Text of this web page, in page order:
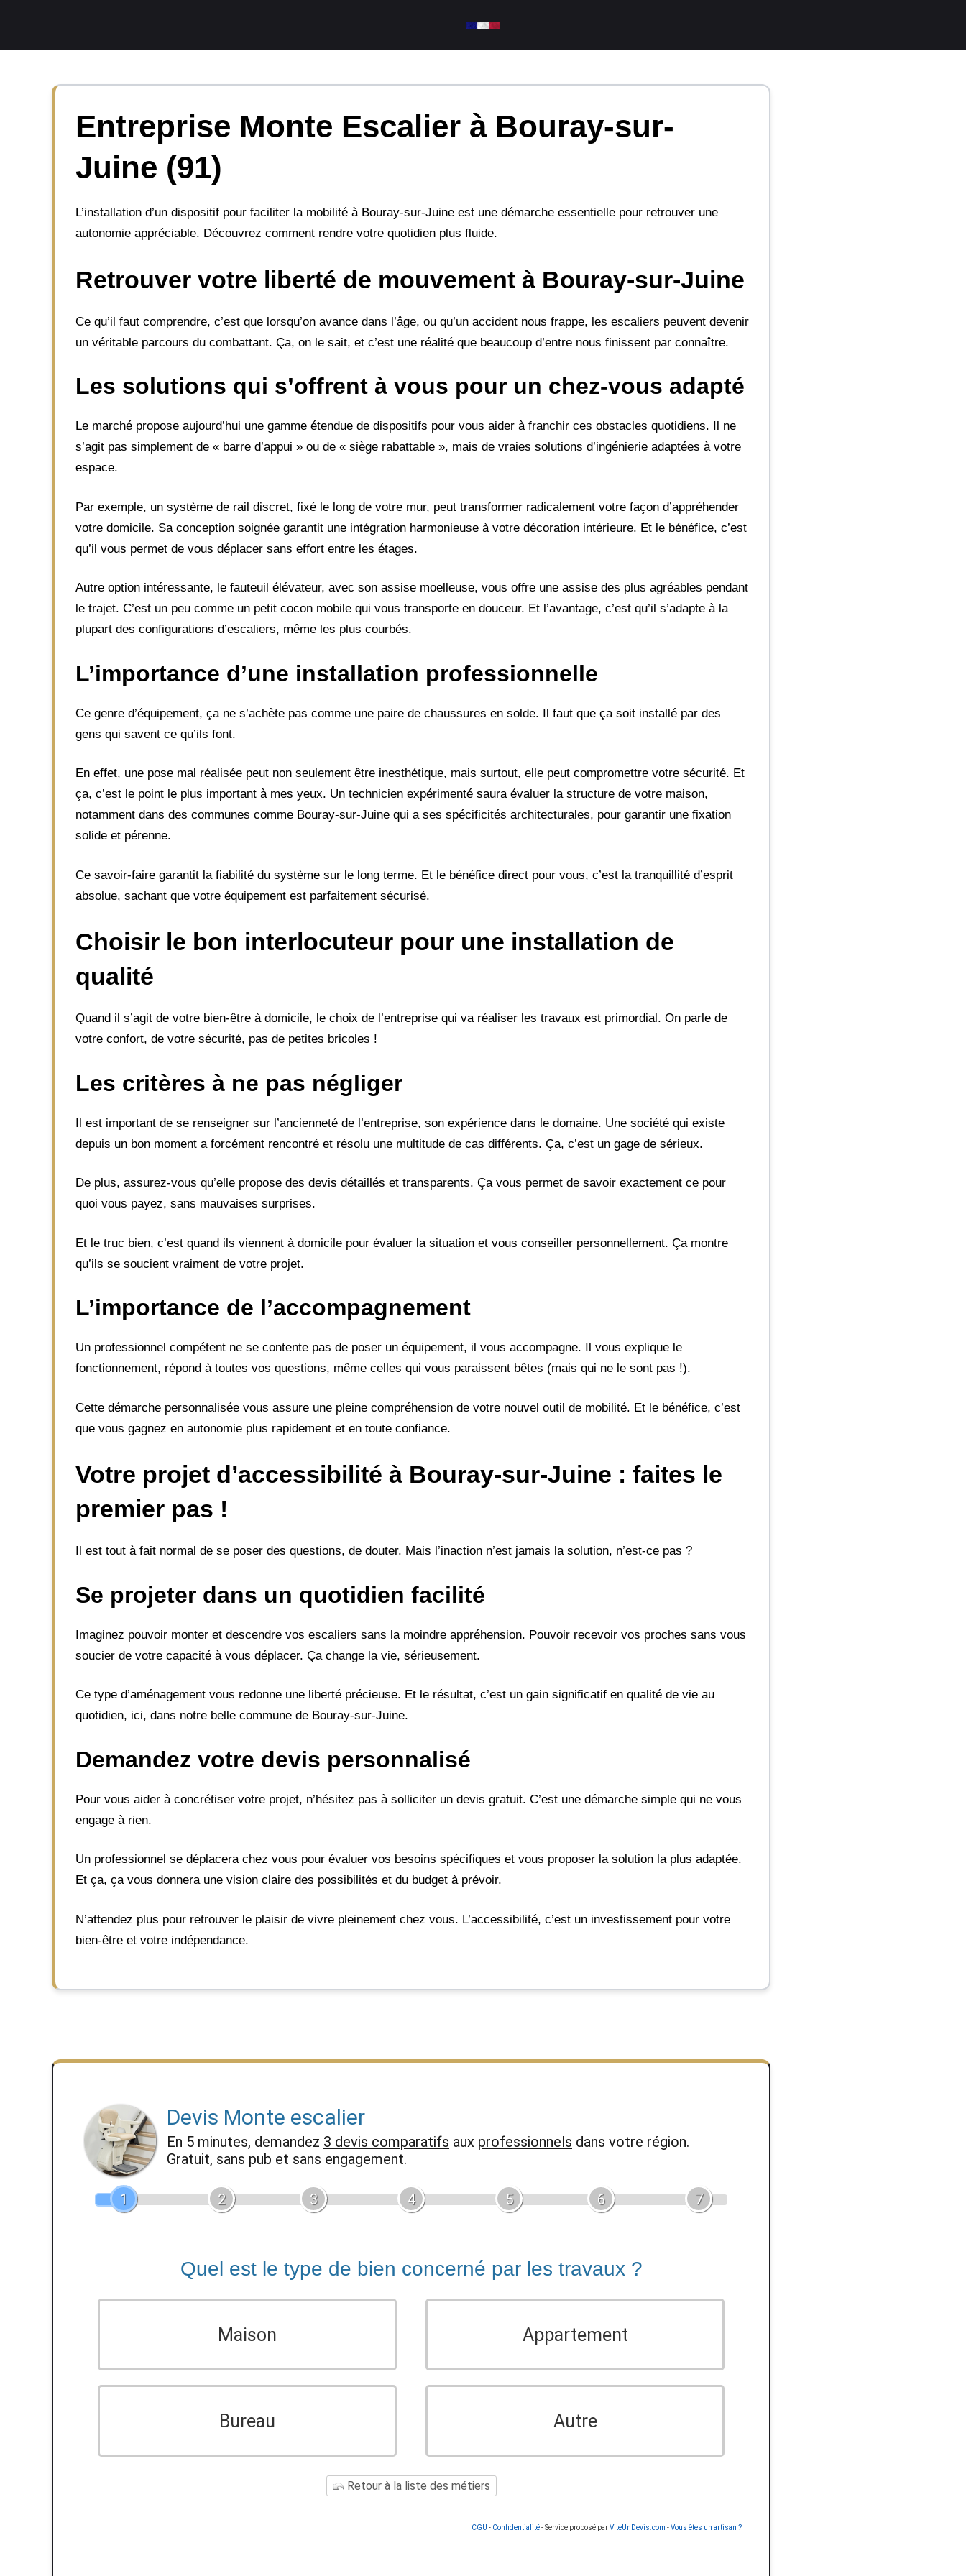
contenu
Entreprise Monte Escalier à Bouray-sur-
Juine (91)
L’installation d’un dispositif pour faciliter la mobilité à Bouray-sur-Juine est une démarche essentielle pour retrouver une
autonomie appréciable. Découvrez comment rendre votre quotidien plus fluide.
Retrouver votre liberté de mouvement à Bouray-sur-Juine
Ce qu’il faut comprendre, c’est que lorsqu’on avance dans l’âge, ou qu’un accident nous frappe, les escaliers peuvent devenir
un véritable parcours du combattant. Ça, on le sait, et c’est une réalité que beaucoup d’entre nous finissent par connaître.
Les solutions qui s’offrent à vous pour un chez-vous adapté
Le marché propose aujourd’hui une gamme étendue de dispositifs pour vous aider à franchir ces obstacles quotidiens. Il ne
s’agit pas simplement de « barre d’appui » ou de « siège rabattable », mais de vraies solutions d’ingénierie adaptées à votre
espace.
Par exemple, un système de rail discret, fixé le long de votre mur, peut transformer radicalement votre façon d’appréhender
votre domicile. Sa conception soignée garantit une intégration harmonieuse à votre décoration intérieure. Et le bénéfice, c’est
qu’il vous permet de vous déplacer sans effort entre les étages.
Autre option intéressante, le fauteuil élévateur, avec son assise moelleuse, vous offre une assise des plus agréables pendant
le trajet. C’est un peu comme un petit cocon mobile qui vous transporte en douceur. Et l’avantage, c’est qu’il s’adapte à la
plupart des configurations d’escaliers, même les plus courbés.
L’importance d’une installation professionnelle
Ce genre d’équipement, ça ne s’achète pas comme une paire de chaussures en solde. Il faut que ça soit installé par des
gens qui savent ce qu’ils font.
En effet, une pose mal réalisée peut non seulement être inesthétique, mais surtout, elle peut compromettre votre sécurité. Et
ça, c’est le point le plus important à mes yeux. Un technicien expérimenté saura évaluer la structure de votre maison,
notamment dans des communes comme Bouray-sur-Juine qui a ses spécificités architecturales, pour garantir une fixation
solide et pérenne.
Ce savoir-faire garantit la fiabilité du système sur le long terme. Et le bénéfice direct pour vous, c’est la tranquillité d’esprit
absolue, sachant que votre équipement est parfaitement sécurisé.
Choisir le bon interlocuteur pour une installation de
qualité
Quand il s’agit de votre bien-être à domicile, le choix de l’entreprise qui va réaliser les travaux est primordial. On parle de
votre confort, de votre sécurité, pas de petites bricoles !
Les critères à ne pas négliger
Il est important de se renseigner sur l’ancienneté de l’entreprise, son expérience dans le domaine. Une société qui existe
depuis un bon moment a forcément rencontré et résolu une multitude de cas différents. Ça, c’est un gage de sérieux.
De plus, assurez-vous qu’elle propose des devis détaillés et transparents. Ça vous permet de savoir exactement ce pour
quoi vous payez, sans mauvaises surprises.
Et le truc bien, c’est quand ils viennent à domicile pour évaluer la situation et vous conseiller personnellement. Ça montre
qu’ils se soucient vraiment de votre projet.
L’importance de l’accompagnement
Un professionnel compétent ne se contente pas de poser un équipement, il vous accompagne. Il vous explique le
fonctionnement, répond à toutes vos questions, même celles qui vous paraissent bêtes (mais qui ne le sont pas !).
Cette démarche personnalisée vous assure une pleine compréhension de votre nouvel outil de mobilité. Et le bénéfice, c’est
que vous gagnez en autonomie plus rapidement et en toute confiance.
Votre projet d’accessibilité à Bouray-sur-Juine : faites le
premier pas !
Il est tout à fait normal de se poser des questions, de douter. Mais l’inaction n’est jamais la solution, n’est-ce pas ?
Se projeter dans un quotidien facilité
Imaginez pouvoir monter et descendre vos escaliers sans la moindre appréhension. Pouvoir recevoir vos proches sans vous
soucier de votre capacité à vous déplacer. Ça change la vie, sérieusement.
Ce type d’aménagement vous redonne une liberté précieuse. Et le résultat, c’est un gain significatif en qualité de vie au
quotidien, ici, dans notre belle commune de Bouray-sur-Juine.
Demandez votre devis personnalisé
Pour vous aider à concrétiser votre projet, n’hésitez pas à solliciter un devis gratuit. C’est une démarche simple qui ne vous
engage à rien.
Un professionnel se déplacera chez vous pour évaluer vos besoins spécifiques et vous proposer la solution la plus adaptée.
Et ça, ça vous donnera une vision claire des possibilités et du budget à prévoir.
N’attendez plus pour retrouver le plaisir de vivre pleinement chez vous. L’accessibilité, c’est un investissement pour votre
bien-être et votre indépendance.
Devis Monte escalier
En 5 minutes, demandez 3 devis comparatifs aux professionnels dans votre région.
Gratuit, sans pub et sans engagement.
1 2 3 4 5 6 7
Quel est le type de bien concerné par les travaux ?
Maison Appartement
Bureau Autre
Retour à la liste des métiers
CGU - Confidentialité- Service proposé parViteUnDevis.com -Vous êtes un artisan ?